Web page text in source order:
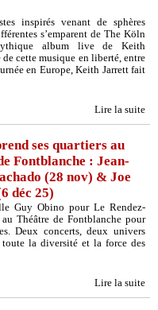
inspirés venant de sphères
s’emparent de The Köln
album live de Keith
cette musique en liberté, entre
en Europe, Keith Jarrett fait
Lire la suite
ses quartiers au
Fontblanche : Jean-
(28 nov) & Joe
déc 25)
Guy Obino pour Le Rendez-
Théâtre de Fontblanche pour
Deux concerts, deux univers
la diversité et la force des
Lire la suite